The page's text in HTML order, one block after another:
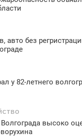
авто без
у 82-летнего
Волгограда высоко